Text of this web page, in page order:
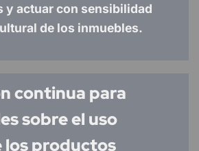
y actuar con sensibilidad
de los inmuebles.
continua para
sobre el uso
los productos